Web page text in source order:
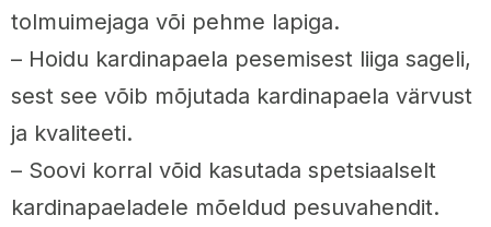
tolmuimejaga või pehme lapiga.
– Hoidu kardinapaela pesemisest liiga sageli,
sest see võib mõjutada kardinapaela värvust
ja kvaliteeti.
– Soovi korral võid kasutada spetsiaalselt
kardinapaeladele mõeldud pesuvahendit.